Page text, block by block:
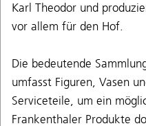
Karl Theodor und
vor allem für den Hof.
Die bedeutende
umfasst Figuren, Vasen
Serviceteile, um ein
Frankenthaler Produkte